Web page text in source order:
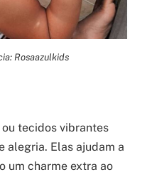
Rosaazulkids
tecidos vibrantes
alegria. Elas ajudam a
um charme extra ao